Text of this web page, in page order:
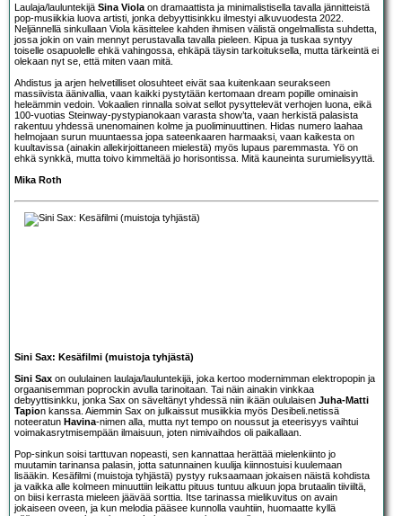
Laulaja/lauluntekijä Sina Viola on dramaattista ja minimalistisella tavalla jännitteistä
pop-musiikkia luova artisti, jonka debyyttisinkku ilmestyi alkuvuodesta 2022.
Neljännellä sinkullaan Viola käsittelee kahden ihmisen välistä ongelmallista suhdetta,
jossa jokin on vain mennyt perustavalla tavalla pieleen. Kipua ja tuskaa syntyy
toiselle osapuolelle ehkä vahingossa, ehkäpä täysin tarkoituksella, mutta tärkeintä ei
olekaan nyt se, että miten vaan mitä.
Ahdistus ja arjen helvetilliset olosuhteet eivät saa kuitenkaan seurakseen
massiivista äänivallia, vaan kaikki pystytään kertomaan dream popille ominaisin
heleämmin vedoin. Vokaalien rinnalla soivat sellot pysyttelevät verhojen luona, eikä
100-vuotias Steinway-pystypianokaan varasta show’ta, vaan herkistä palasista
rakentuu yhdessä unenomainen kolme ja puoliminuuttinen. Hidas numero laahaa
helmojaan surun muuntaessa jopa sateenkaaren harmaaksi, vaan kaikesta on
kuultavissa (ainakin allekirjoittaneen mielestä) myös lupaus paremmasta. Yö on
ehkä synkkä, mutta toivo kimmeltää jo horisontissa. Mitä kauneinta surumielisyyttä.
Mika Roth
Sini Sax: Kesäfilmi (muistoja tyhjästä)
Sini Sax on oululainen laulaja/lauluntekijä, joka kertoo modernimman elektropopin ja
orgaanisemman poprockin avulla tarinoitaan. Tai näin ainakin vinkkaa
debyyttisinkku, jonka Sax on säveltänyt yhdessä niin ikään oululaisen Juha-Matti
Tapion kanssa. Aiemmin Sax on julkaissut musiikkia myös Desibeli.netissä
noteeratun Havina-nimen alla, mutta nyt tempo on noussut ja eteerisyys vaihtui
voimakasrytmisempään ilmaisuun, joten nimivaihdos oli paikallaan.
Pop-sinkun soisi tarttuvan nopeasti, sen kannattaa herättää mielenkiinto jo
muutamin tarinansa palasin, jotta satunnainen kuulija kiinnostuisi kuulemaan
lisääkin. Kesäfilmi (muistoja tyhjästä) pystyy ruksaamaan jokaisen näistä kohdista
ja vaikka alle kolmeen minuuttiin leikattu pituus tuntuu alkuun jopa brutaalin tiiviiltä,
on biisi kerrasta mieleen jäävää sorttia. Itse tarinassa mielikuvitus on avain
jokaiseen oveen, ja kun melodia pääsee kunnolla vauhtiin, huomaatte kyllä